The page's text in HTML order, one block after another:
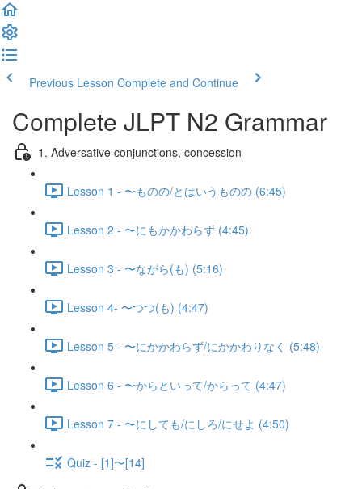
Previous Lesson Complete and Continue
Complete JLPT N2 Grammar
1. Adversative conjunctions, concession
Lesson 1 - 〜ものの/とはいうものの (6:45)
Lesson 2 - 〜にもかかわらず (4:45)
Lesson 3 - 〜ながら(も) (5:16)
Lesson 4- 〜つつ(も) (4:47)
Lesson 5 - 〜にかかわらず/にかかわりなく (5:48)
Lesson 6 - 〜からといって/からって (4:47)
Lesson 7 - 〜にしても/にしろ/にせよ (4:50)
Quiz - [1]〜[14]